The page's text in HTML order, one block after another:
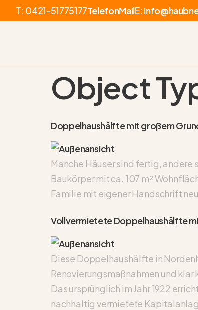
T: 0421-51775177TelefonMailE:
Object
Doppelhaushälfte mit großem
Manche Häuser sind fertig, andere
Baukörper mit ca. 107 m²
Familie mit eigener Handschrift
Vollvermietete Doppelhaushälfte
Diese Doppelhaushälfte in
Renovierungsmaßnahmen und
Das ursprünglich im Jahr 1922
nachhaltig vermietete